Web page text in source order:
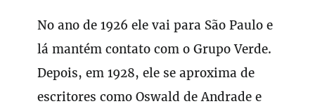
No ano de 1926 ele vai para São Paulo e
lá mantém contato com o Grupo Verde.
Depois, em 1928, ele se aproxima de
escritores como Oswald de Andrade e